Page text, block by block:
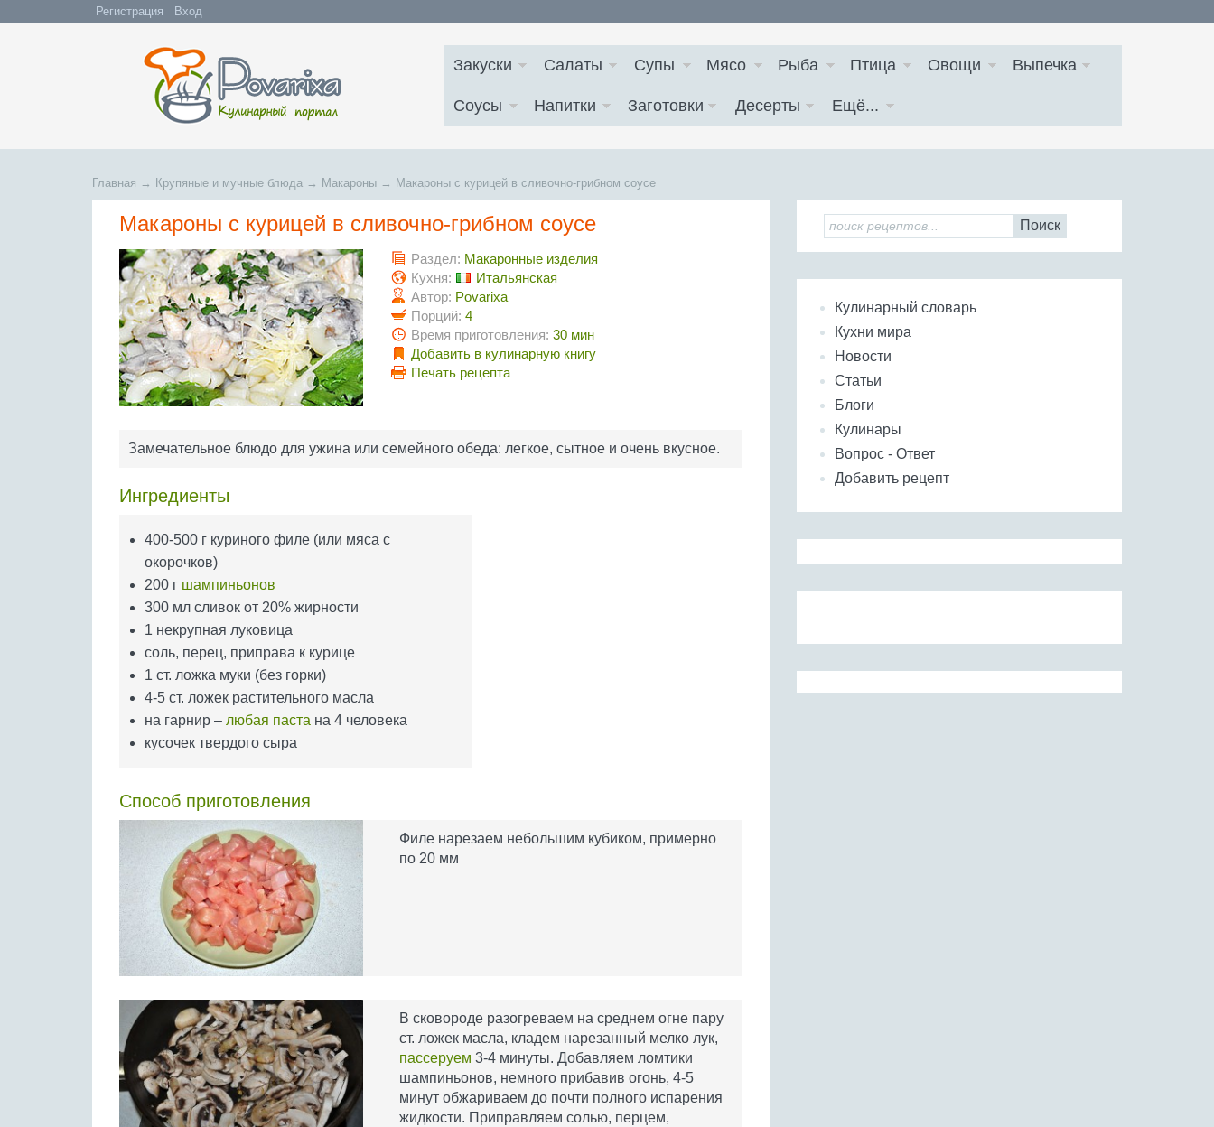
Регистрация Вход
Закуски Салаты Супы Мясо Рыба Птица Овощи Выпечка
Соусы Напитки Заготовки Десерты Ещё...
Главная → Крупяные и мучные блюда → Макароны → Макароны с курицей в сливочно-грибном соусе
Макароны с курицей в сливочно-грибном соусе
Раздел: Макаронные изделия
Кухня:
Итальянская
Автор: Povarixa
Порций: 4
Время приготовления: 30 мин
Добавить в кулинарную книгу
Печать рецепта
Замечательное блюдо для ужина или семейного обеда: легкое, сытное и очень вкусное.
Ингредиенты
400-500 г куриного филе (или мяса с
окорочков)
200 г шампиньонов
300 мл сливок от 20% жирности
1 некрупная луковица
соль, перец, приправа к курице
1 ст. ложка муки (без горки)
4-5 ст. ложек растительного масла
на гарнир – любая паста на 4 человека
кусочек твердого сыра
Способ приготовления
Филе нарезаем небольшим кубиком, примерно
по 20 мм
В сковороде разогреваем на среднем огне пару
ст. ложек масла, кладем нарезанный мелко лук,
пассеруем 3-4 минуты. Добавляем ломтики
шампиньонов, немного прибавив огонь, 4-5
минут обжариваем до почти полного испарения
жидкости. Приправляем солью, перцем,
Поиск
Кулинарный словарь
Кухни мира
Новости
Статьи
Блоги
Кулинары
Вопрос - Ответ
Добавить рецепт